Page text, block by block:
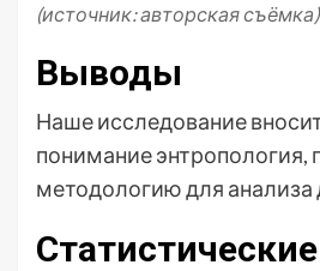
(источник: авторская съёмка)
Выводы
Наше исследование
понимание энтропология,
методологию для анализа